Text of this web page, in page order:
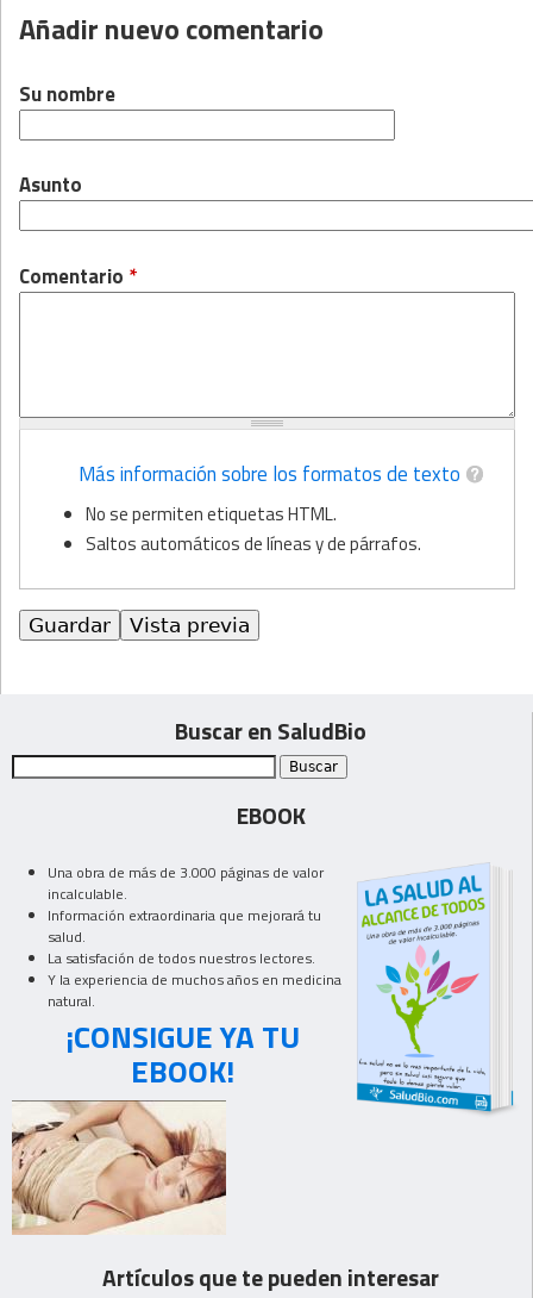
Añadir nuevo comentario
Su nombre
Asunto
Comentario *
Más información sobre los formatos de texto
No se permiten etiquetas HTML.
Saltos automáticos de líneas y de párrafos.
Buscar en SaludBio
EBOOK
Una obra de más de 3.000 páginas de valor
incalculable.
Información extraordinaria que mejorará tu
salud.
La satisfación de todos nuestros lectores.
Y la experiencia de muchos años en medicina
natural.
¡CONSIGUE YA TU
EBOOK!
Artículos que te pueden interesar